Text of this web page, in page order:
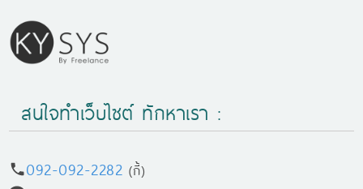
แตะ รองเท้าลำลอง แบบหนีบ
ลายน้องหมูเด้ง (ลิขสิทธิ์แท้) รุ่น
817H1W1 📌 พิกัดสินค้า
https://s.lazada.co.th/s.r10oD?
cc 2. เสื้อและกางเกง มีทั้ง
แบบเสื้อยืด เสื้อกรีน ชุดนอน หมู
แบบผ้าคอตตอนผสมโพลีเยส
เตอร์ ทั้งขนาด S M L XL.. รวม
สนใจทำเว็บไซต์ ทักหาเรา :
092-092-2282 (กี้)